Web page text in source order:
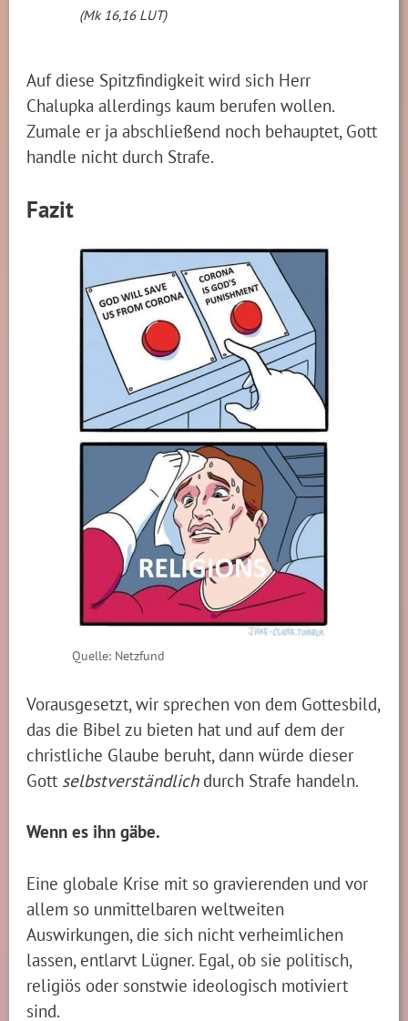
(Mk 16,16 LUT)
Auf diese Spitzfindigkeit wird sich Herr
Chalupka allerdings kaum berufen wollen.
Zumale er ja abschließend noch behauptet, Gott
handle nicht durch Strafe.
Fazit
Quelle: Netzfund
Vorausgesetzt, wir sprechen von dem Gottesbild,
das die Bibel zu bieten hat und auf dem der
christliche Glaube beruht, dann würde dieser
Gott selbstverständlichdurch Strafe handeln.
Wenn es ihn gäbe.
Eine globale Krise mit so gravierenden und vor
allem so unmittelbaren weltweiten
Auswirkungen, die sich nicht verheimlichen
lassen, entlarvt Lügner. Egal, ob sie politisch,
religiös oder sonstwie ideologisch motiviert
sind.